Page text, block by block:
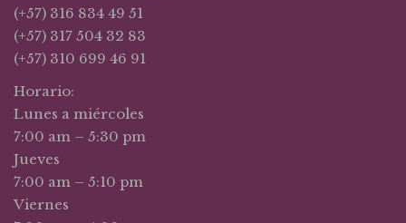
(+57) 316 834 49 51
(+57) 317 504 32 83
(+57) 310 699 46 91
Horario:
Lunes a miércoles
7:00 am – 5:30 pm
Jueves
7:00 am – 5:10 pm
Viernes